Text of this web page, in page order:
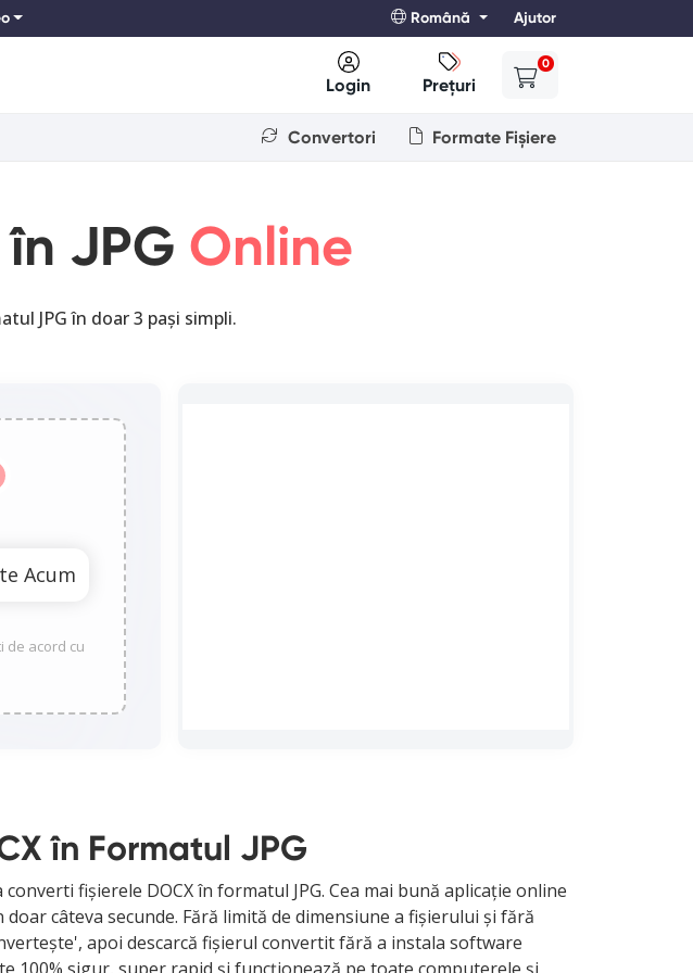
Română Ajutor
Login Prețuri
0
Convertori Formate Fișiere
JPG Online
JPG în doar 3 pași simpli.
de acord cu
în Formatul JPG
fișierele DOCX în formatul JPG. Cea mai bună aplicație online
câteva secunde. Fără limită de dimensiune a fișierului și fără
apoi descarcă fișierul convertit fără a instala software